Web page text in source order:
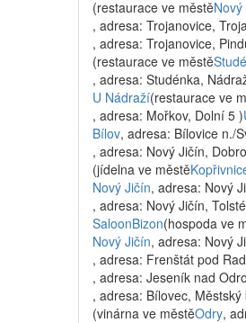
(restaurace ve městě
, adresa: Trojanovice,
, adresa: Trojanovice,
(restaurace ve městě
, adresa: Studénka,
U Nádraží(restaurace ve
, adresa: Mořkov, Dolní 5 )
Bílov, adresa: Bílovice n./
, adresa: Nový Jičín,
(jídelna ve městě
Nový Jičín, adresa: Nový
, adresa: Nový Jičín,
SaloonBizon(hospoda ve
Nový Jičín, adresa: Nový
, adresa: Frenštát pod
, adresa: Jeseník nad
, adresa: Bílovec, Městský
(vinárna ve městěOdry,